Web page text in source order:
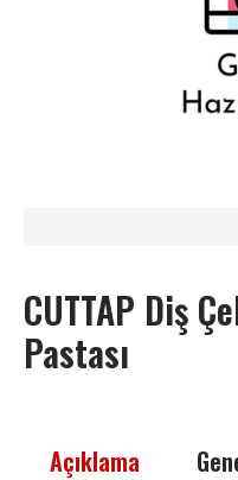
CUTTAP Diş
Pastası
Açıklama